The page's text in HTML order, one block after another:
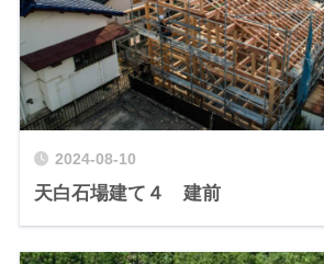
2024-08-10
天白石場建て４ 建前